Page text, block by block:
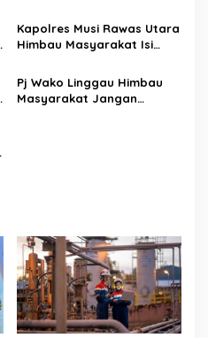
Kapolres Musi Rawas Utara
Himbau Masyarakat Isi
Baru Dengan Kegiatan
Keagamaan
Pj Wako Linggau Himbau
Masyarakat Jangan